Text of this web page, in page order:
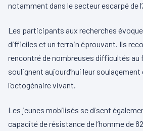
notamment dans le secteur escarpé de
Les participants aux recherches
difficiles et un terrain éprouvant. Ils
rencontré de nombreuses difficultés au
soulignent aujourd’hui leur soulagement
l’octogénaire vivant.
Les jeunes mobilisés se disent
capacité de résistance de l’homme de